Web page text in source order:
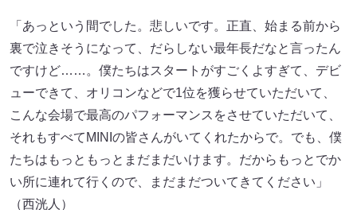
「あっという間でした。悲しいです。正直、始まる前から
裏で泣きそうになって、だらしない最年長だなと言ったん
ですけど……。僕たちはスタートがすごくよすぎて、デビ
ューできて、オリコンなどで1位を獲らせていただいて、
こんな会場で最高のパフォーマンスをさせていただいて、
それもすべてMINIの皆さんがいてくれたからで。でも、僕
たちはもっともっとまだまだいけます。だからもっとでか
い所に連れて行くので、まだまだついてきてください」
（西洸人）